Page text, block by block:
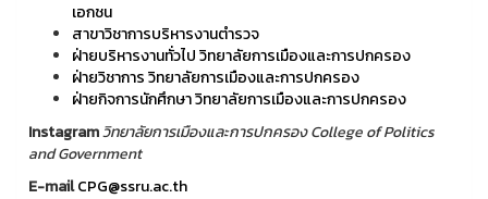
เอกชน
สาขาวิชาการบริหารงานตำรวจ
ฝ่ายบริหารงานทั่วไป วิทยาลัยการเมืองและการปกครอง
ฝ่ายวิชาการ วิทยาลัยการเมืองและการปกครอง
ฝ่ายกิจการนักศึกษา วิทยาลัยการเมืองและการปกครอง
Instagramวิทยาลัยการเมืองและการปกครอง College of Politics
and Government
E-mailCPG@ssru.ac.th